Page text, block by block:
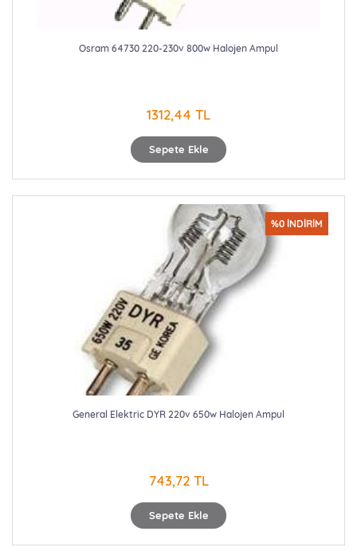
Sepete Ekle
Osram 64730 220-230v 800w Halojen Ampul
1312,44 TL
Sepete Ekle
%0 İNDİRİM
General Elektric DYR 220v 650w Halojen Ampul
743,72 TL